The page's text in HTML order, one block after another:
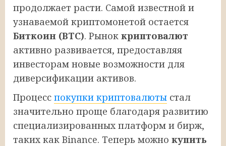
продолжает расти. Самой известной и
узнаваемой криптомонетой остается
Биткоин (BTC). Рынок криптовалют
активно развивается, предоставляя
инвесторам новые возможности для
диверсификации активов.
Процесс покупки криптовалюты стал
значительно проще благодаря развитию
специализированных платформ и бирж,
таких как Binance. Теперь можно купить